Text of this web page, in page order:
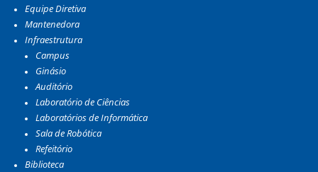
Equipe Diretiva
Mantenedora
Infraestrutura
Campus
Ginásio
Auditório
Laboratório de Ciências
Laboratórios de Informática
Sala de Robótica
Refeitório
Biblioteca